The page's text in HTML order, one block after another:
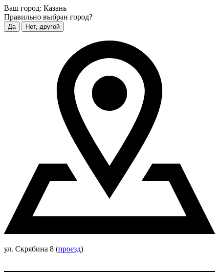
Ваш город: Казань
Правильно выбран город?
Да Нет, другой
ул. Скрябина 8 (проезд)